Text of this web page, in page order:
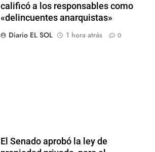
calificó a los responsables como
«delincuentes anarquistas»
Diario EL SOL
1 hora atrás 0
El Senado aprobó la ley de